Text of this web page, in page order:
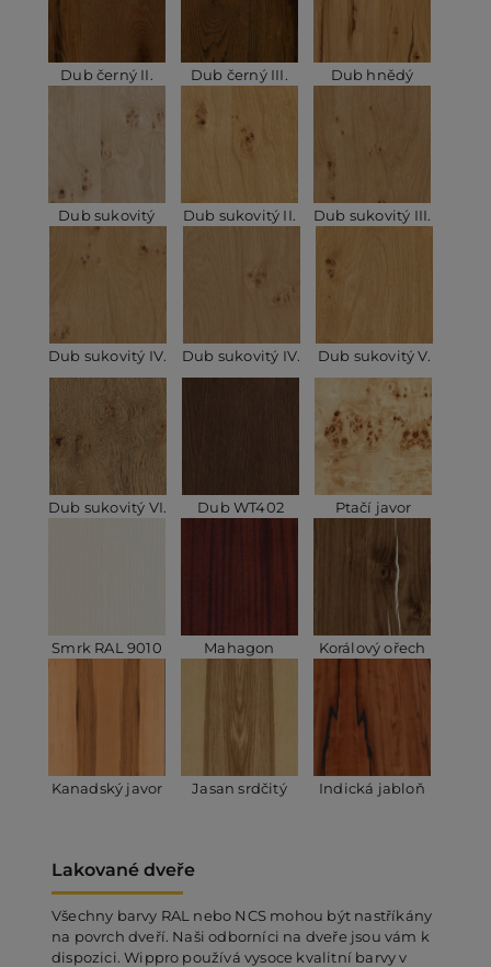
Dub černý II. Dub černý III. Dub hnědý
Dub sukovitý Dub sukovitý II. Dub sukovitý III.
Dub sukovitý IV. Dub sukovitý IV. Dub sukovitý V.
Dub sukovitý VI. Dub WT402 Ptačí javor
Smrk RAL 9010 Mahagon Korálový ořech
Kanadský javor Jasan srdčitý Indická jabloň
Lakované dveře
Všechny barvy RAL nebo NCS mohou být nastříkány
na povrch dveří. Naši odborníci na dveře jsou vám k
dispozici. Wippro používá vysoce kvalitní barvy v